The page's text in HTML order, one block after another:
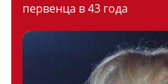
первенца в 43 года